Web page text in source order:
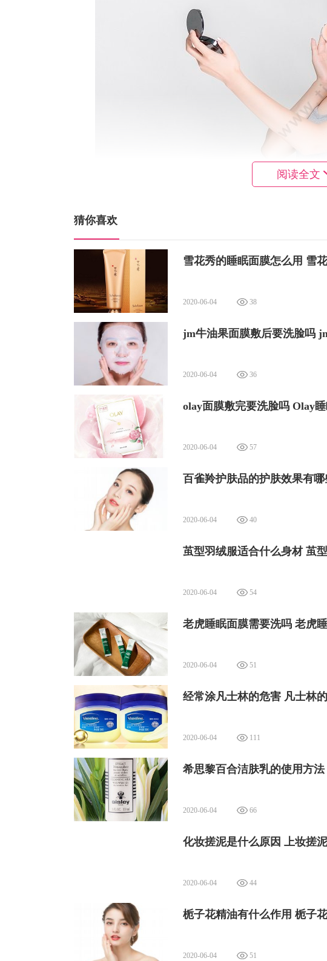
3、如果无法遮盖住脸部瑕疵，应该按照少量多次
阅读全文
猜你喜欢
雪花秀的睡眠面膜怎么用 雪
2020-06-04 38
jm牛油果面膜敷后要洗脸吗
2020-06-04 36
olay面膜敷完要洗脸吗 Olay
2020-06-04 57
百雀羚护肤品的护肤效果有
2020-06-04 40
茧型羽绒服适合什么身材 茧
2020-06-04 54
老虎睡眠面膜需要洗吗 老虎
2020-06-04 51
经常涂凡士林的危害 凡士林
2020-06-04 111
希思黎百合洁肤乳的使用方
2020-06-04 66
化妆搓泥是什么原因 上妆搓
2020-06-04 44
栀子花精油有什么作用 栀子
2020-06-04 51